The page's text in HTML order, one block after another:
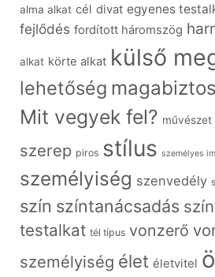
alma alkat cél divat egyenes
fejlődés fordított háromszög
alkat körte alkat külső
lehetőség
Mit vegyek fel? művészet
szerep piros stílus személyes
személyiség szenvedély
szín színtanácsadás
testalkat tél típus vonzerő
személyiség élet életvitel